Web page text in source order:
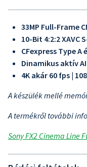
33MP Full-Frame
10-Bit 4:2:2 XAVC
CFexpress Type A
Dinamikus aktív
4K akár 60 fps |
A készülék mellé
A termékről további
Sony FX2 Cinema Line